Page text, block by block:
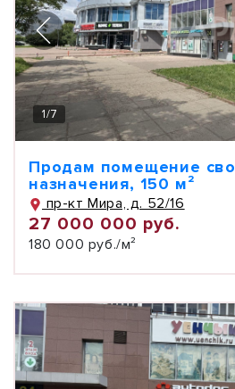
1/7
Продам помещение
назначения, 150 м²
пр-кт Мира, д. 52/16
27 000 000 руб.
180 000 руб./м²